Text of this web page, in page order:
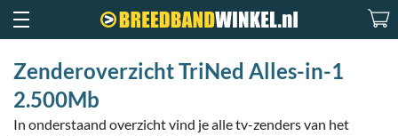
Zenderoverzicht TriNed Alles-in-1
2.500Mb
In onderstaand overzicht vind je alle tv-zenders van het